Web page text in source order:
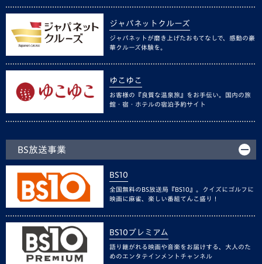
ジャパネットクルーズ
ジャパネットが磨き上げたおもてなしで、感動の豪
華クルーズ体験を。
ゆこゆこ
お客様の『良質な温泉旅』をお手伝い。国内の旅
館・宿・ホテルの宿泊予約サイト
BS放送事業
BS10
全国無料のBS放送局『BS10』。クイズにゴルフに
映画に麻雀、楽しい番組てんこ盛り！
BS10プレミアム
語り継がれる映画や音楽をお届けする、大人のた
めのエンタテインメントチャンネル